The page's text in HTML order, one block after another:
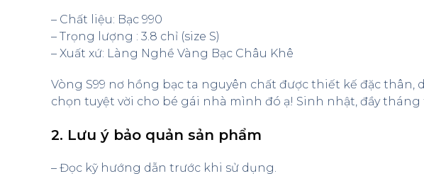
– Chất liệu: Bạc 990
– Trọng lượng : 3.8 chỉ (size S)
– Xuất xứ: Làng Nghề Vàng Bạc Châu Khê
Vòng S99 nơ hồng bạc ta nguyên chất được thiết kế đặc
chọn tuyệt vời cho bé gái nhà mình đó ạ! Sinh nhật, đầy
2. Lưu ý bảo quản sản phẩm
– Đọc kỹ hướng dẫn trước khi sử dụng.